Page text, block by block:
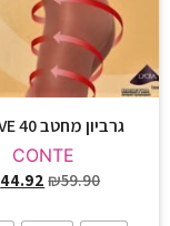
גרביון מחטב ACTIVE 40
CONTE
₪59.90
44.92